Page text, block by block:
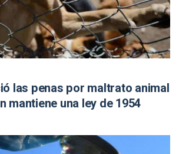
las penas por maltrato animal
mantiene una ley de 1954